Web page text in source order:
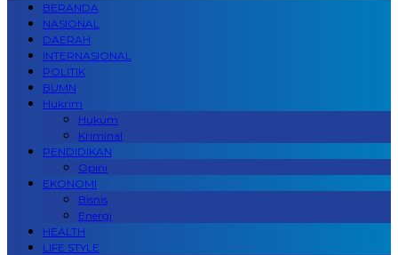
BERANDA
NASIONAL
DAERAH
INTERNASIONAL
POLITIK
BUMN
Hukrim
Hukum
Kriminal
PENDIDIKAN
Opini
EKONOMI
Bisnis
Energi
HEALTH
LIFE STYLE